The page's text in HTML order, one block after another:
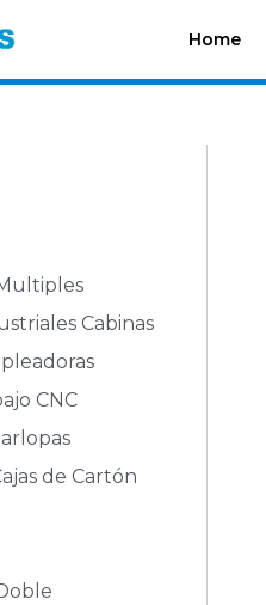
Home
Cabinas
CNC
de Cartón